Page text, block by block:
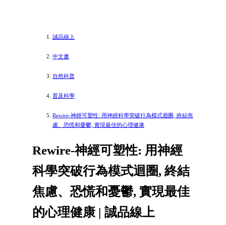
誠品線上
中文書
自然科普
普及科學
Rewire-神經可塑性: 用神經科學突破行為模式迴圈, 終結焦
慮、恐慌和憂鬱, 實現最佳的心理健康
Rewire-神經可塑性: 用神經
科學突破行為模式迴圈, 終結
焦慮、恐慌和憂鬱, 實現最佳
的心理健康 | 誠品線上